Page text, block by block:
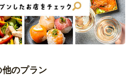
他のプラン